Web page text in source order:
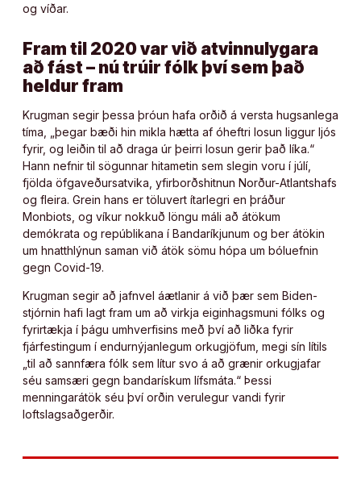
og víðar.
Fram til 2020 var við atvinnulygara
að fást – nú trúir fólk því sem það
heldur fram
Krugman segir þessa þróun hafa orðið á versta hugsanlega
tíma, „þegar bæði hin mikla hætta af óheftri losun liggur ljós
fyrir, og leiðin til að draga úr þeirri losun gerir það líka.“
Hann nefnir til sögunnar hitametin sem slegin voru í júlí,
fjölda öfgaveðursatvika, yfirborðshitnun Norður-Atlantshafs
og fleira. Grein hans er töluvert ítarlegri en þráður
Monbiots, og víkur nokkuð löngu máli að átökum
demókrata og repúblikana í Bandaríkjunum og ber átökin
um hnatthlýnun saman við átök sömu hópa um bóluefnin
gegn Covid-19.
Krugman segir að jafnvel áætlanir á við þær sem Biden-
stjórnin hafi lagt fram um að virkja eiginhagsmuni fólks og
fyrirtækja í þágu umhverfisins með því að liðka fyrir
fjárfestingum í endurnýjanlegum orkugjöfum, megi sín lítils
„til að sannfæra fólk sem lítur svo á að grænir orkugjafar
séu samsæri gegn bandarískum lífsmáta.“ Þessi
menningarátök séu því orðin verulegur vandi fyrir
loftslagsaðgerðir.